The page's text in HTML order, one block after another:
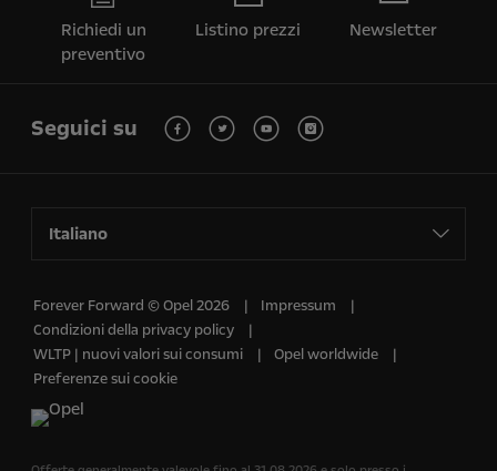
Richiedi un
preventivo
Listino prezzi Newsletter
Seguici su
Italiano
Forever Forward © Opel 2026
Impressum
Condizioni della privacy policy
WLTP | nuovi valori sui consumi
Opel worldwide
Preferenze sui cookie